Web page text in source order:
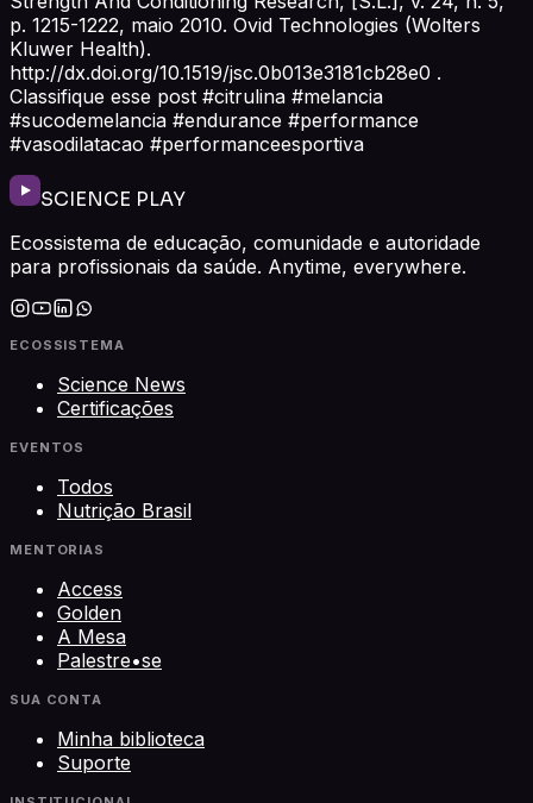
p. 1215-1222, maio 2010. Ovid Technologies (Wolters
Kluwer Health).
http://dx.doi.org/10.1519/jsc.0b013e3181cb28e0 .
Classifique esse post #citrulina #melancia
#sucodemelancia #endurance #performance
#vasodilatacao #performanceesportiva
SCIENCE PLAY
Ecossistema de educação, comunidade e autoridade
para profissionais da saúde. Anytime, everywhere.
ECOSSISTEMA
Science News
Certificações
EVENTOS
Todos
Nutrição Brasil
MENTORIAS
Access
Golden
A Mesa
Palestre•se
SUA CONTA
Minha biblioteca
Suporte